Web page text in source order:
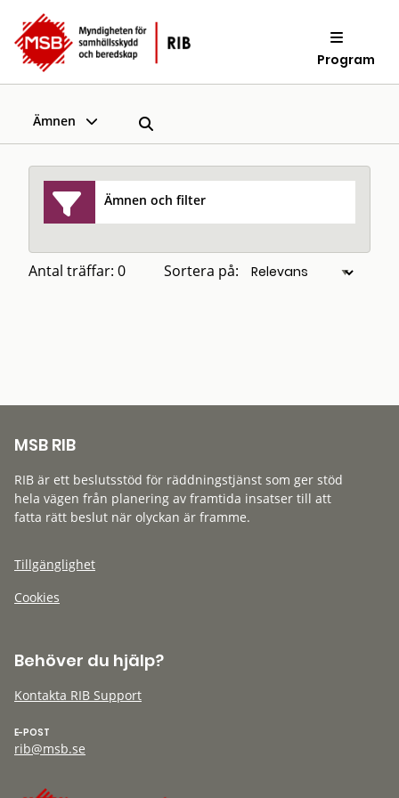
Program
Ämnen
Ämnen och filter
Antal träffar: 0 Sortera på:
MSB RIB
RIB är ett beslutsstöd för räddningstjänst som ger stöd
hela vägen från planering av framtida insatser till att
fatta rätt beslut när olyckan är framme.
Tillgänglighet
Cookies
Behöver du hjälp?
Kontakta RIB Support
E-POST
rib@msb.se